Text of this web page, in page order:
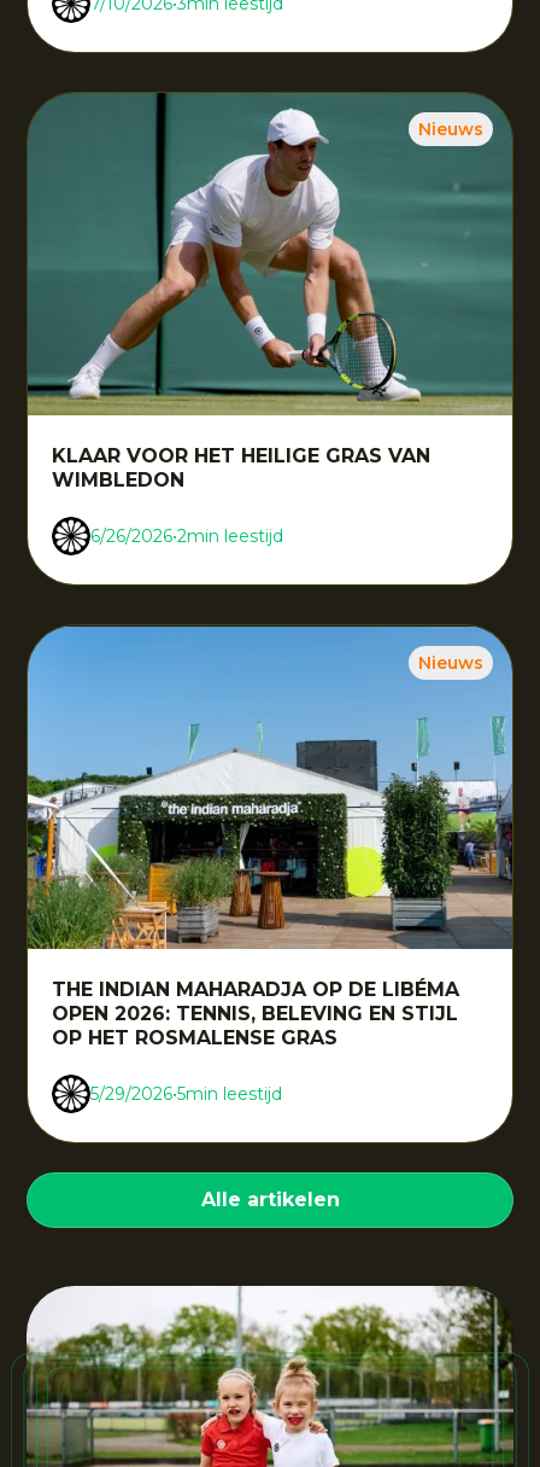
Nieuws
KLAAR VOOR HET HEILIGE GRAS VAN
WIMBLEDON
6/26/2026•2min leestijd
Nieuws
THE INDIAN MAHARADJA OP DE LIBÉMA
OPEN 2026: TENNIS, BELEVING EN STIJL
OP HET ROSMALENSE GRAS
5/29/2026•5min leestijd
Alle artikelen